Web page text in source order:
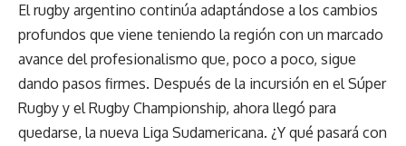
El rugby argentino continúa adaptándose a los cambios
profundos que viene teniendo la región con un marcado
avance del profesionalismo que, poco a poco, sigue
dando pasos firmes. Después de la incursión en el Súper
Rugby y el Rugby Championship, ahora llegó para
quedarse, la nueva Liga Sudamericana. ¿Y qué pasará con